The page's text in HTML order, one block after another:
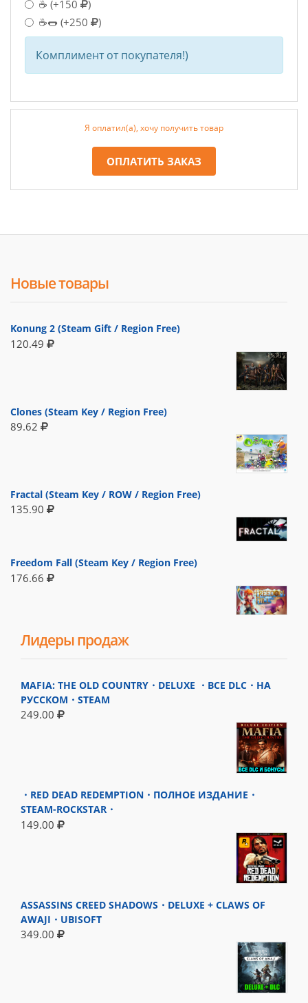
☕ (+150
)
☕🌭 (+250 )
Комплимент от покупателя!)
Я оплатил(а), хочу получить товар
ОПЛАТИТЬ ЗАКАЗ
Новые товары
Konung 2 (Steam Gift / Region Free)
120.49
Clones (Steam Key / Region Free)
89.62
Fractal (Steam Key / ROW / Region Free)
135.90
Freedom Fall (Steam Key / Region Free)
176.66
Лидеры продаж
MAFIA: THE OLD COUNTRY・DELUXE ・ВСЕ DLC・НА
РУССКОМ・STEAM
249.00
・RED DEAD REDEMPTION・ПОЛНОЕ ИЗДАНИЕ・
STEAM-ROCKSTAR・
149.00
ASSASSINS CREED SHADOWS・DELUXE + CLAWS OF
AWAJI・UBISOFT
349.00